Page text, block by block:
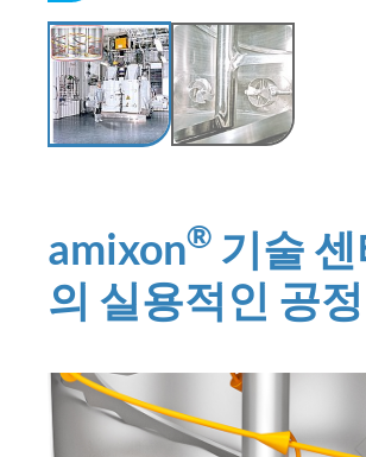
amixon® 기술
의 실용적인 공